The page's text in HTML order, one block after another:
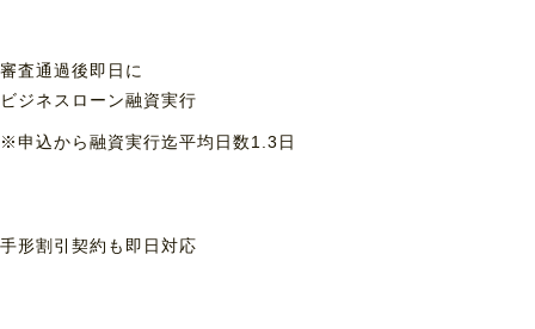
審査通過後即日に
ビジネスローン融資実行
※申込から融資実行迄平均日数1.3日
手形割引契約も 即日対応